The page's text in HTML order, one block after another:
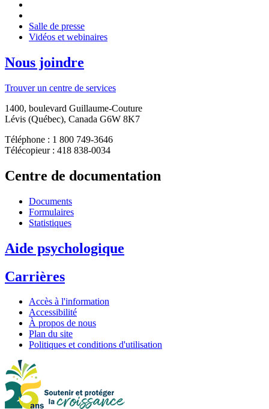
Salle de presse
Vidéos et webinaires
Nous joindre
Trouver un centre de services
1400, boulevard Guillaume-Couture
Lévis (Québec), Canada G6W 8K7
Téléphone : 1 800 749-3646
Télécopieur : 418 838-0034
Centre de documentation
Documents
Formulaires
Statistiques
Aide psychologique
Carrières
Accès à l'information
Accessibilité
À propos de nous
Plan du site
Politiques et conditions d'utilisation